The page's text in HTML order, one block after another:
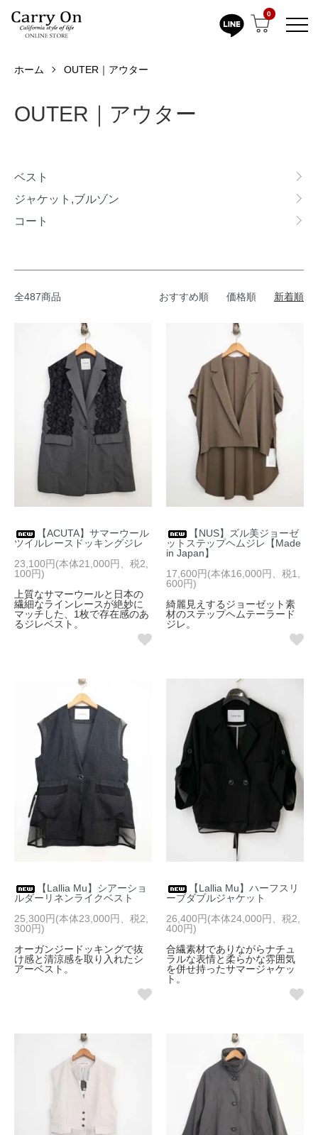
0
ホーム OUTER｜アウター
OUTER｜アウター
ベスト
ジャケット,ブルゾン
コート
全487商品 おすすめ順 価格順 新着順
【ACUTA】サマーウール
ツイルレースドッキングジレ
23,100円(本体21,000円、税2,
100円)
上質なサマーウールと日本の
繊細なラインレースが絶妙に
マッチした、1枚で存在感のあ
るジレベスト。
【NUS】ズル美ジョーゼ
ットステップヘムジレ【Made
in Japan】
17,600円(本体16,000円、税1,
600円)
綺麗見えするジョーゼット素
材のステップヘムテーラード
ジレ。
【Lallia Mu】シアーショ
ルダーリネンライクベスト
25,300円(本体23,000円、税2,
300円)
オーガンジードッキングで抜
け感と清涼感を取り入れたシ
アーベスト。
【Lallia Mu】ハーフスリ
ーブダブルジャケット
26,400円(本体24,000円、税2,
400円)
合繊素材でありながらナチュ
ラルな表情と柔らかな雰囲気
を併せ持ったサマージャケッ
ト。